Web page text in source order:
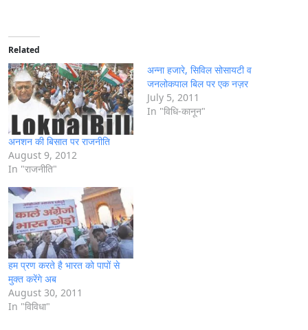
d
i
n
g
…
Related
अनशन की बिसात पर राजनीति
August 9, 2012
In "राजनीति"
अन्ना हजारे, सिविल सोसायटी व
जनलोकपाल बिल पर एक नज़र
July 5, 2011
In "विधि-कानून"
हम प्रण करते है भारत को पापों से
मुक्त करेंगे अब
August 30, 2011
In "विविधा"